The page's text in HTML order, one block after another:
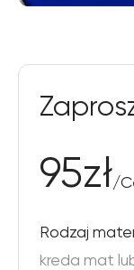
95zł/
Rodzaj
kreda mat